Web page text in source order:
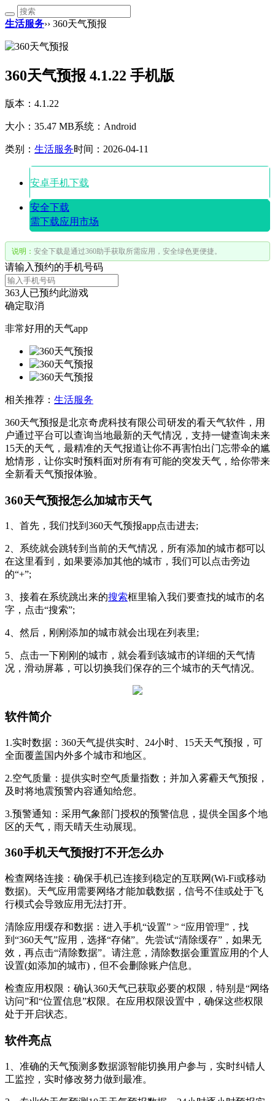
生活服务›› 360天气预报
360天气预报 4.1.22 手机版
版本：4.1.22
大小：35.47 MB系统：Android
类别： 生活服务时间：2026-04-11
安卓手机下载
安全下载
需下载应用市场
说明： 安全下载是通过360助手获取所需应用，安全绿色更便捷。
请输入预约的手机号码
363人已预约此游戏
确定取消
非常好用的天气app
相关推荐： 生活服务
360天气预报是北京奇虎科技有限公司研发的看天气软件，用
户通过平台可以查询当地最新的天气情况，支持一键查询未来
15天的天气，最精准的天气报道让你不再害怕出门忘带伞的尴
尬情形，让你实时预料面对所有有可能的突发天气，给你带来
全新看天气预报体验。
360天气预报怎么加城市天气
1、首先，我们找到360天气预报app点击进去;
2、系统就会跳转到当前的天气情况，所有添加的城市都可以
在这里看到，如果要添加其他的城市，我们可以点击旁边
的“+”;
3、接着在系统跳出来的搜索框里输入我们要查找的城市的名
字，点击“搜索”;
4、然后，刚刚添加的城市就会出现在列表里;
5、点击一下刚刚的城市，就会看到该城市的详细的天气情
况，滑动屏幕，可以切换我们保存的三个城市的天气情况。
软件简介
1.实时数据：360天气提供实时、24小时、15天天气预报，可
全面覆盖国内外多个城市和地区。
2.空气质量：提供实时空气质量指数；并加入雾霾天气预报，
及时将地震预警内容通知给您。
3.预警通知：采用气象部门授权的预警信息，提供全国多个地
区的天气，雨天晴天生动展现。
360手机天气预报打不开怎么办
‌检查网络连接‌：确保手机已连接到稳定的互联网(Wi-Fi或移动
数据)。天气应用需要网络才能加载数据，信号不佳或处于飞
行模式会导致应用无法打开。‌
‌清除应用缓存和数据‌：进入手机“设置” > “应用管理”，找
到“360天气”应用，选择“存储”。先尝试“清除缓存”，如果无
效，再点击“清除数据”。请注意，清除数据会重置应用的个人
设置(如添加的城市)，但不会删除账户信息。‌
‌检查应用权限‌：确认360天气已获取必要的权限，特别是“网络
访问”和“位置信息”权限。在应用权限设置中，确保这些权限
处于开启状态。‌
软件亮点
1、准确的天气预测多数据源智能切换用户参与，实时纠错人
工监控，实时修改努力做到最准。